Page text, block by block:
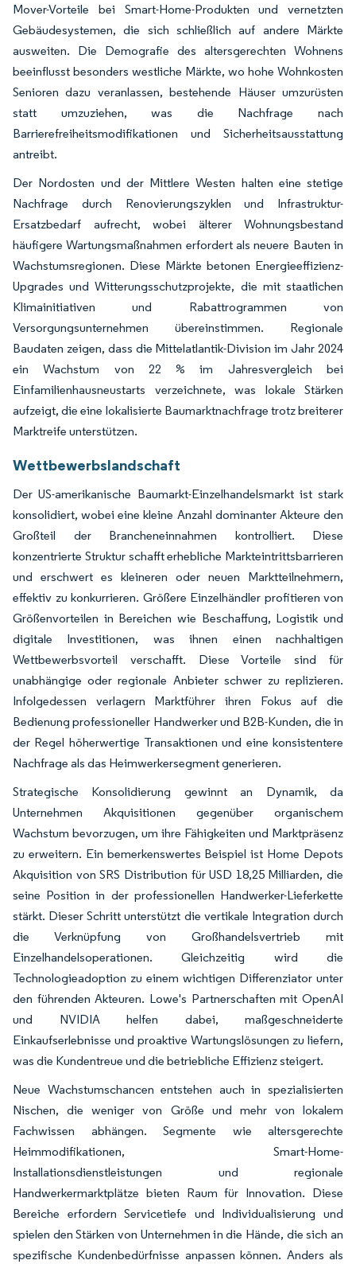
Mover-Vorteile bei Smart-Home-Produkten und vernetzten
Gebäudesystemen, die sich schließlich auf andere Märkte
ausweiten. Die Demografie des altersgerechten Wohnens
beeinflusst besonders westliche Märkte, wo hohe Wohnkosten
Senioren dazu veranlassen, bestehende Häuser umzurüsten
statt umzuziehen, was die Nachfrage nach
Barrierefreiheitsmodifikationen und Sicherheitsausstattung
antreibt.
Der Nordosten und der Mittlere Westen halten eine stetige
Nachfrage durch Renovierungszyklen und Infrastruktur-
Ersatzbedarf aufrecht, wobei älterer Wohnungsbestand
häufigere Wartungsmaßnahmen erfordert als neuere Bauten in
Wachstumsregionen. Diese Märkte betonen Energieeffizienz-
Upgrades und Witterungsschutzprojekte, die mit staatlichen
Klimainitiativen und Rabattrogrammen von
Versorgungsunternehmen übereinstimmen. Regionale
Baudaten zeigen, dass die Mittelatlantik-Division im Jahr 2024
ein Wachstum von 22 % im Jahresvergleich bei
Einfamilienhausneustarts verzeichnete, was lokale Stärken
aufzeigt, die eine lokalisierte Baumarktnachfrage trotz breiterer
Marktreife unterstützen.
Wettbewerbslandschaft
Der US-amerikanische Baumarkt-Einzelhandelsmarkt ist stark
konsolidiert, wobei eine kleine Anzahl dominanter Akteure den
Großteil der Brancheneinnahmen kontrolliert. Diese
konzentrierte Struktur schafft erhebliche Markteintrittsbarrieren
und erschwert es kleineren oder neuen Marktteilnehmern,
effektiv zu konkurrieren. Größere Einzelhändler profitieren von
Größenvorteilen in Bereichen wie Beschaffung, Logistik und
digitale Investitionen, was ihnen einen nachhaltigen
Wettbewerbsvorteil verschafft. Diese Vorteile sind für
unabhängige oder regionale Anbieter schwer zu replizieren.
Infolgedessen verlagern Marktführer ihren Fokus auf die
Bedienung professioneller Handwerker und B2B-Kunden, die in
der Regel höherwertige Transaktionen und eine konsistentere
Nachfrage als das Heimwerkersegment generieren.
Strategische Konsolidierung gewinnt an Dynamik, da
Unternehmen Akquisitionen gegenüber organischem
Wachstum bevorzugen, um ihre Fähigkeiten und Marktpräsenz
zu erweitern. Ein bemerkenswertes Beispiel ist Home Depots
Akquisition von SRS Distribution für USD 18,25 Milliarden, die
seine Position in der professionellen Handwerker-Lieferkette
stärkt. Dieser Schritt unterstützt die vertikale Integration durch
die Verknüpfung von Großhandelsvertrieb mit
Einzelhandelsoperationen. Gleichzeitig wird die
Technologieadoption zu einem wichtigen Differenziator unter
den führenden Akteuren. Lowe's Partnerschaften mit OpenAI
und NVIDIA helfen dabei, maßgeschneiderte
Einkaufserlebnisse und proaktive Wartungslösungen zu liefern,
was die Kundentreue und die betriebliche Effizienz steigert.
Neue Wachstumschancen entstehen auch in spezialisierten
Nischen, die weniger von Größe und mehr von lokalem
Fachwissen abhängen. Segmente wie altersgerechte
Heimmodifikationen, Smart-Home-
Installationsdienstleistungen und regionale
Handwerkermarktplätze bieten Raum für Innovation. Diese
Bereiche erfordern Servicetiefe und Individualisierung und
spielen den Stärken von Unternehmen in die Hände, die sich an
spezifische Kundenbedürfnisse anpassen können. Anders als